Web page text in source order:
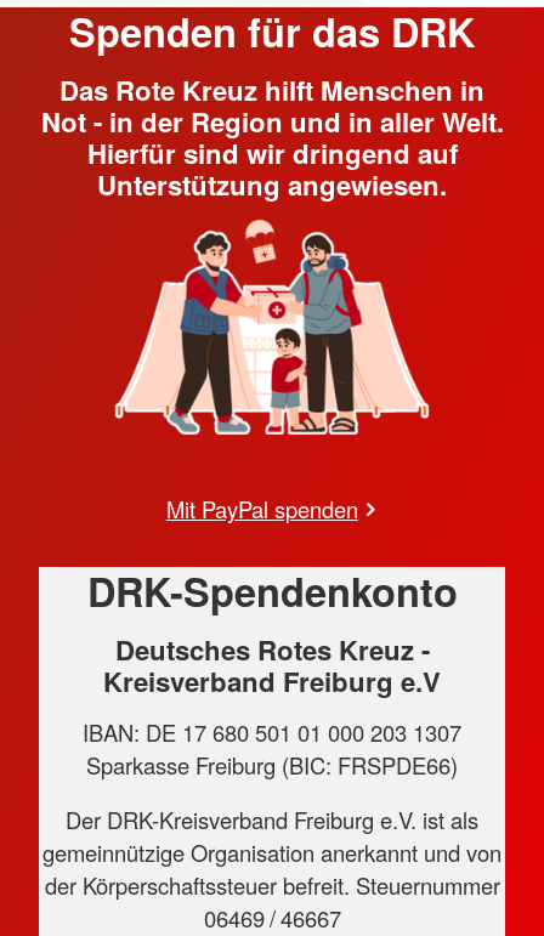
Spenden für das DRK
Das Rote Kreuz hilft Menschen in
Not - in der Region und in aller Welt.
Hierfür sind wir dringend auf
Unterstützung angewiesen.
Mit PayPal spenden
DRK-Spendenkonto
Deutsches Rotes Kreuz -
Kreisverband Freiburg e.V
IBAN: DE 17 680 501 01 000 203 1307
Sparkasse Freiburg (BIC: FRSPDE66)
Der DRK-Kreisverband Freiburg e.V. ist als
gemeinnützige Organisation anerkannt und von
der Körperschaftssteuer befreit. Steuernummer
06469 / 46667